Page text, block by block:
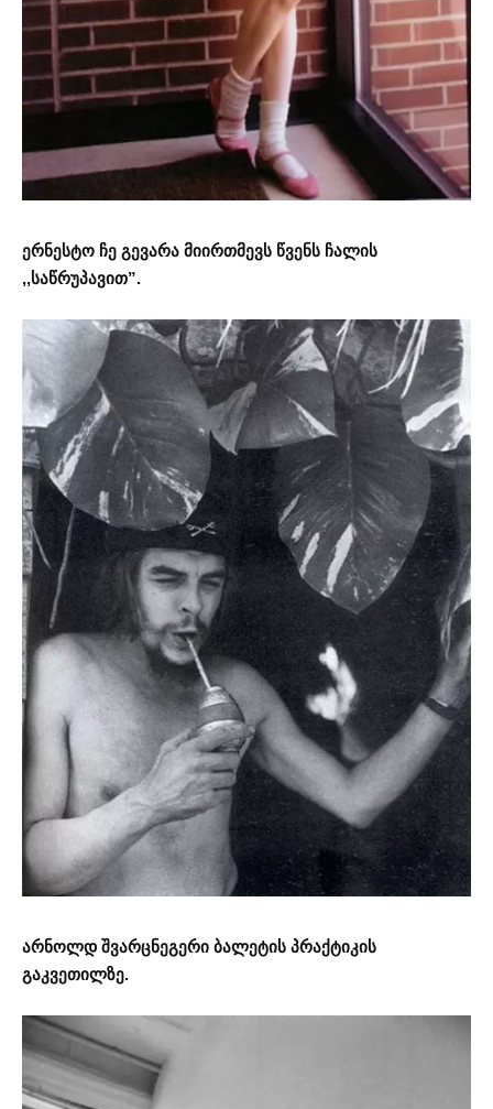
ერნესტო ჩე გევარა მიირთმევს წვენს ჩალის
,,საწრუპავით”.
არნოლდ შვარცნეგერი ბალეტის პრაქტიკის
გაკვეთილზე.